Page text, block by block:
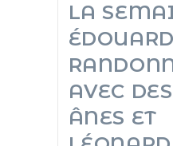
LA
AVEC DES
ÂNES ET